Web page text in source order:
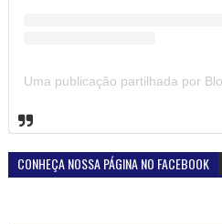
CONHEÇA NOSSA PÁGINA NO FACEBOOK